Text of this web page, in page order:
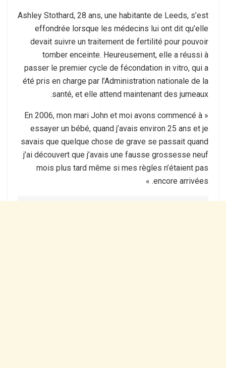
Ashley Stothard, 28 ans, une habitante de Leeds, s’est
effondrée lorsque les médecins lui ont dit qu’elle
devait suivre un traitement de fertilité pour pouvoir
tomber enceinte. Heureusement, elle a réussi à
passer le premier cycle de fécondation in vitro, qui a
été pris en charge par l’Administration nationale de la
santé, et elle attend maintenant des jumeaux.
« En 2006, mon mari John et moi avons commencé à
essayer un bébé, quand j’avais environ 25 ans et je
savais que quelque chose de grave se passait quand
j’ai découvert que j’avais une fausse grossesse neuf
mois plus tard même si mes règles n’étaient pas
encore arrivées. »